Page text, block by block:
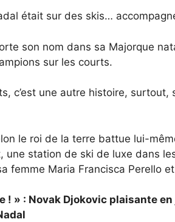
était sur des skis…
son nom dans sa Majorque
sur les courts.
c’est une autre histoire,
le roi de la terre battue lui-
une station de ski de luxe dans
femme Maria Francisca Perello
! » : Novak Djokovic plaisante